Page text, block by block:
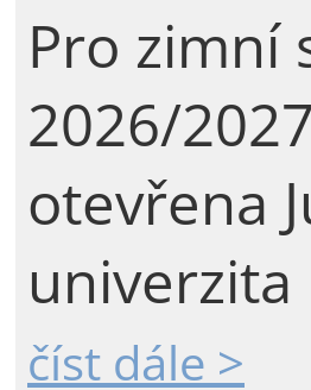
Pro zimní
2026/
otevřena
univerzita
číst dále >